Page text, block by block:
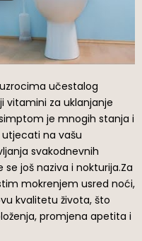
učestalog
vitamini za uklanjanje
je mnogih stanja i
na vašu
svakodnevnih
još naziva i nokturija.Za
mokrenjem usred noći,
kvalitetu života, što
promjena apetita i